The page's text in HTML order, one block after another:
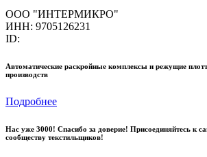
ООО "ИНТЕРМИКРО"
ИНН: 9705126231
ID:
Автоматические раскройные комплексы и режущие
производств
Подробнее
Нас уже 3000! Спасибо за доверие! Присоединяйтесь к
сообществу текстильщиков!